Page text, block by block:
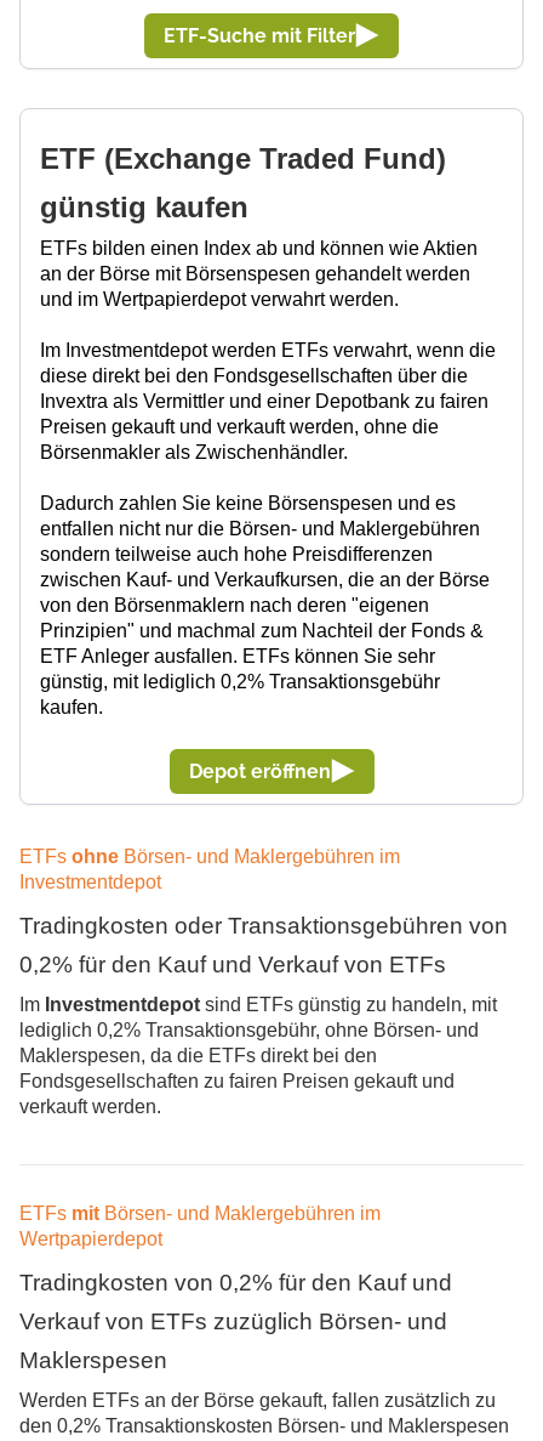
ETF-Suche mit Filter
günstig kaufen
ETFs bilden einen Index ab und können wie Aktien
an der Börse mit Börsenspesen gehandelt werden
und im Wertpapierdepot verwahrt werden.
diese direkt bei den Fondsgesellschaften über die
Invextra als Vermittler und einer Depotbank zu fairen
Preisen gekauft und verkauft werden, ohne die
Börsenmakler als Zwischenhändler.
entfallen nicht nur die Börsen- und Maklergebühren
sondern teilweise auch hohe Preisdifferenzen
zwischen Kauf- und Verkaufkursen, die an der Börse
von den Börsenmaklern nach deren "eigenen
Prinzipien" und machmal zum Nachteil der Fonds &
ETF Anleger ausfallen. ETFs können Sie sehr
günstig, mit lediglich 0,2% Transaktionsgebühr
kaufen.
Depot eröffnen
Investmentdepot
0,2% für den Kauf und Verkau
von ETFs
lediglich 0,2% Transaktionsgebühr, ohne Börsen- und
Maklerspesen, da die ETFs direkt bei den
Fondsgesellschaften zu fairen Preisen gekauft und
verkauft werden.
Wertpapierdepot
Verkauf von ETFs zuzüglich Börsen- und
Werden ETFs an der Börse gekauft, fallen zusätzlich zu
den 0,2% Transaktionskosten Börsen- und Maklerspesen
an. Es können teilweise auch hohe Preisdifferenzen